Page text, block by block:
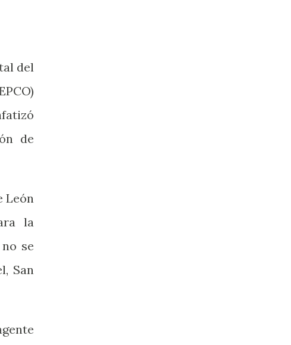
del
de
León
la
se
San